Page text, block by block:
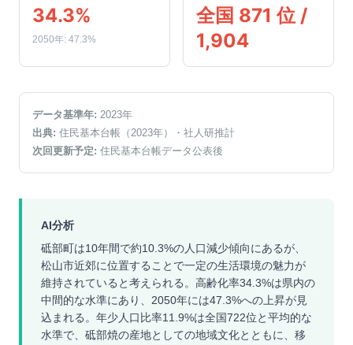
34.3%
2050年: 47.3%
全国 871 位 /
1,904
データ基準年: 2023年
出典: 住民基本台帳（2023年）
・社人研推計
次回更新予定: 住民基本台帳データ公表後
AI分析
砥部町は10年間で約10.3%の人口減少傾向にあるが、
松山市近郊に位置することで一定の生活環境の魅力が
維持されていると考えられる。高齢化率34.3%は県内の
中間的な水準にあり、2050年には47.3%への上昇が見
込まれる。年少人口比率11.9%は全国722位と平均的な
水準で、砥部焼の産地としての地域文化とともに、移